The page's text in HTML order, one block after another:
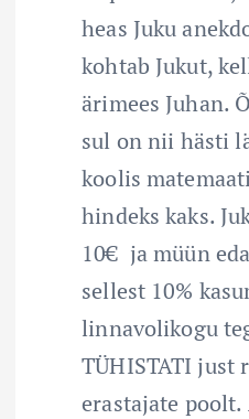
heas Juku
kohtab Jukut,
ärimees Juhan.
sul on nii hästi
koolis
hindeks kaks.
10€ ja müün
sellest 10%
linnavolikogu
TÜHISTATI just
erastajate poolt.